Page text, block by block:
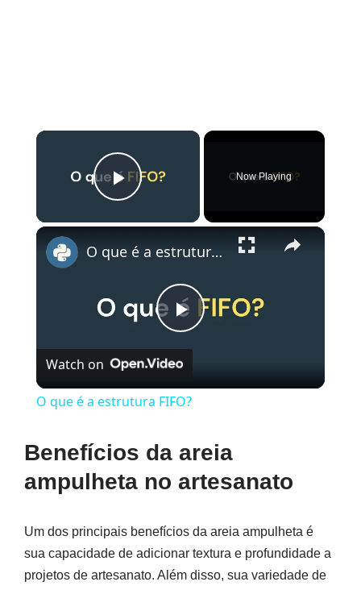
×
Play Video
Now Playing
×
Play
Video
O que é a estrutura FIFO?
Watch on
O que é a estrutura FIFO?
Benefícios da areia
ampulheta no artesanato
Um dos principais benefícios da areia ampulheta é
sua capacidade de adicionar textura e profundidade a
projetos de artesanato. Além disso, sua variedade de